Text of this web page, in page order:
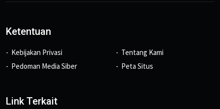
Ketentuan
Kebijakan Privasi
Pedoman Media Siber
Tentang Kami
Peta Situs
Link Terkait